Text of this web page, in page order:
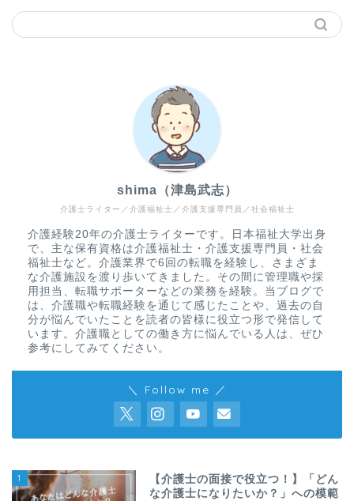
介護士ライター／介護福祉士／介護支援専門員／社会福祉士
shima（津島武志）
介護経験20年の介護士ライターです。日本福祉大学出身
で、主な保有資格は介護福祉士・介護支援専門員・社会
福祉士など。介護業界で6回の転職を経験し、さまざま
な介護施設を渡り歩いてきました。その間に管理職や採
用担当、転職サポーターなどの業務を経験。当ブログで
は、介護職や転職経験を通じて感じたことや、過去の自
分が悩んでいたことを読者の皆様に役立つ形で発信して
います。介護職としての働き方に悩んでいる人は、ぜひ
参考にしてみてください。
＼ Follow me ／
1
【介護士の面接で役立つ！】「どん
な介護士になりたいか？」への模範